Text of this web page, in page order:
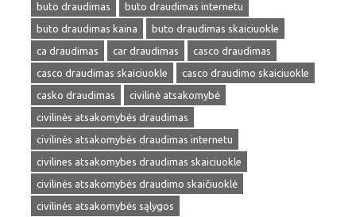
buto draudimas
buto draudimas internetu
buto draudimas kaina
buto draudimas skaiciuokle
ca draudimas
car draudimas
casco draudimas
casco draudimas skaiciuokle
casco draudimo skaiciuokle
casko draudimas
civilinė atsakomybė
civilinės atsakomybės draudimas
civilinės atsakomybės draudimas internetu
civilines atsakomybes draudimas skaiciuokle
civilinės atsakomybės draudimo skaičiuoklė
civilinės atsakomybės sąlygos